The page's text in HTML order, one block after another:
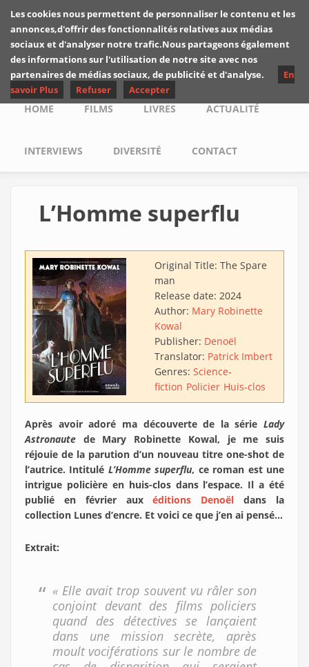
Skip to main content
Les critiques de
Yuyine
Main menu
HOME FILMS LIVRES ACTUALITÉ
INTERVIEWS DIVERSITÉ CONTACT
L’Homme superflu
Original Title: The Spare
man
Release date: 2024
Author: Mary Robinette
Kowal
Publisher: Denoël
Translator: Patrick Imbert
Genres: Science-
fiction Policier Huis-clos
Après avoir adoré ma découverte de la série Lady
Astronaute de Mary Robinette Kowal, je me suis
réjouie de la parution d’un nouveau titre one-shot de
l’autrice. Intitulé L’Homme superflu, ce roman est une
intrigue policière en huis-clos dans l’espace. Il a été
publié en février auxéditions Denoël dans la
collection Lunes d’encre. Et voici ce que j’en ai pensé…
Extrait:
« Elle avait trop souvent vu râler son
conjoint devant des films policiers
quand des détectives se lançaient
dans une mission secrète, après
moult vociférations sur le nombre de
Les cookies nous permettent de personnaliser le contenu et les
annonces,d'offrir des fonctionnalités relatives aux médias
sociaux et d'analyser notre trafic.Nous partageons également
des informations sur l'utilisation de notre site avec nos
partenaires de médias sociaux, de publicité et d'analyse.
En
savoir Plus
Refuser Accepter